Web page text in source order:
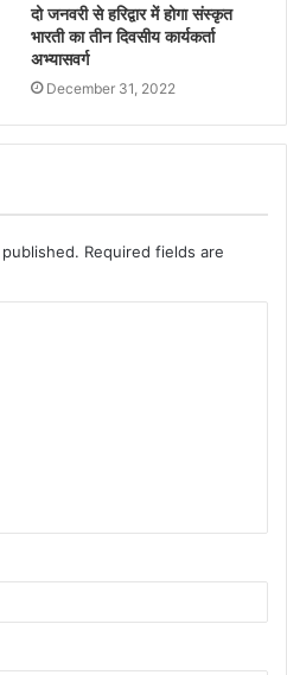
दो जनवरी से हरिद्वार में होगा संस्कृत
भारती का तीन दिवसीय कार्यकर्ता
अभ्यासवर्ग
December 31, 2022
Required fields are